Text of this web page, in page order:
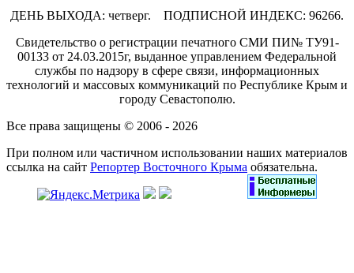
ДЕНЬ ВЫХОДА: четверг. ПОДПИСНОЙ ИНДЕКС: 96266.
Свидетельство о регистрации печатного СМИ ПИ№ ТУ91-
00133 от 24.03.2015г, выданное управлением Федеральной
службы по надзору в сфере связи, информационных
технологий и массовых коммуникаций по Республике Крым и
городу Севастополю.
Все права защищены © 2006 - 2026
При полном или частичном использовании наших материалов
ссылка на сайт Репортер Восточного Крыма обязательна.